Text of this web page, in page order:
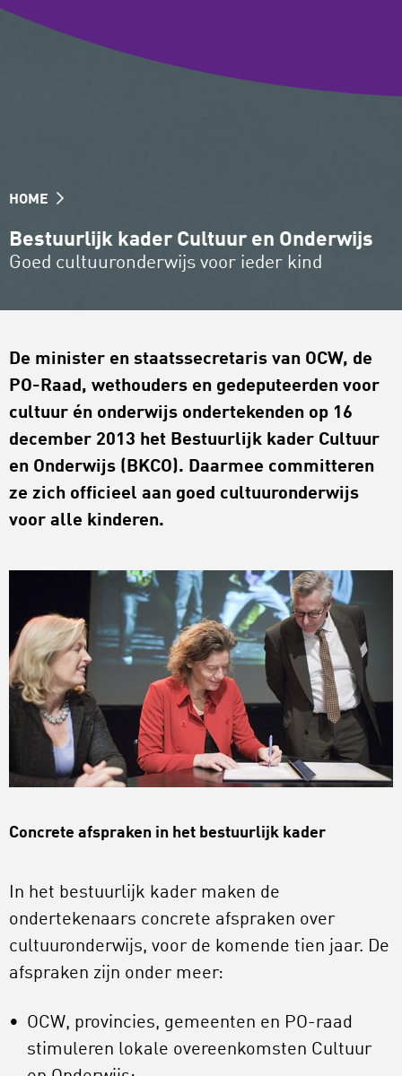
HOME
Bestuurlijk kader Cultuur en Onderwijs
Goed cultuuronderwijs voor ieder kind
De minister en staatssecretaris van OCW, de
PO-Raad, wethouders en gedeputeerden voor
cultuur én onderwijs ondertekenden op 16
december 2013 het Bestuurlijk kader Cultuur
en Onderwijs (BKCO). Daarmee committeren
ze zich officieel aan goed cultuuronderwijs
voor alle kinderen.
Concrete afspraken in het bestuurlijk kader
In het bestuurlijk kader maken de
ondertekenaars concrete afspraken over
cultuuronderwijs, voor de komende tien jaar. De
afspraken zijn onder meer:
OCW, provincies, gemeenten en PO-raad
stimuleren lokale overeenkomsten Cultuur